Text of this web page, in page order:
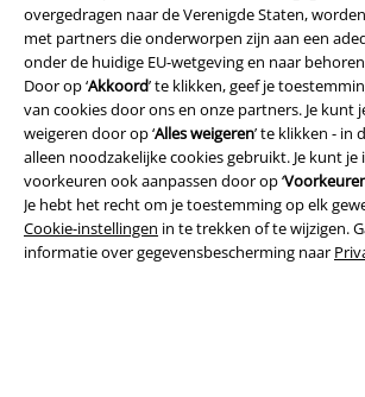
overgedragen naar de Verenigde Staten,
met partners die onderworpen zijn aan een
onder de huidige EU-wetgeving en naar
Door op ‘Akkoord’ te klikken, geef je
van cookies door ons en onze partners. Je kunt
weigeren door op ‘Alles weigeren’ te klikken - in
alleen noodzakelijke cookies gebruikt. Je kunt je
voorkeuren ook aanpassen door op ‘
Je hebt het recht om je toestemming op elk
Cookie-instellingen in te trekken of te wijzigen.
informatie over gegevensbescherming naar
Onze klantenservice staat voor je
Je kunt ons morgen bereiken van 09:00 uur s
middags.Meer informatie